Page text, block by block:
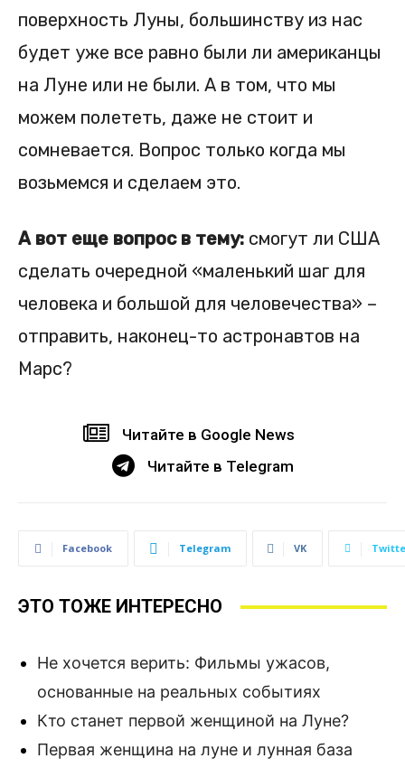
поверхность Луны, большинству из нас
будет уже все равно были ли американцы
на Луне или не были. А в том, что мы
можем полететь, даже не стоит и
сомневается. Вопрос только когда мы
возьмемся и сделаем это.
А вот еще вопрос в тему: смогут ли США
сделать очередной «маленький шаг для
человека и большой для человечества» –
отправить, наконец-то астронавтов на
Марс?
Читайте в Google News
Читайте в Telegram
Facebook Telegram VK
ЭТО ТОЖЕ ИНТЕРЕСНО
Не хочется верить: Фильмы ужасов,
основанные на реальных событиях
Кто станет первой женщиной на Луне?
Первая женщина на луне и лунная база